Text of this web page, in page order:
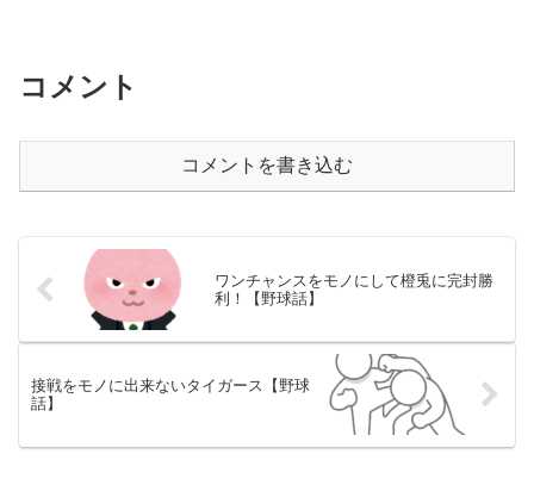
コメント
コメントを書き込む
ワンチャンスをモノにして橙兎に完封勝
利！【野球話】
接戦をモノに出来ないタイガース【野球
話】